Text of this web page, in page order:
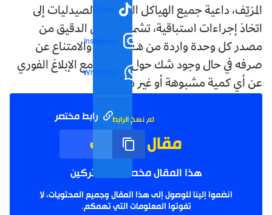
TikTok
Instagram
WhatsApp
رابط مختصر تم نسخ الرابط
المزيّف، داعية جميع الهياكل الصحية والصيدليات إلى
اتخاذ إجراءات استباقية، تشمل التحقق الدقيق من
مصدر كل وحدة واردة من هذا الدواء، والامتناع عن
صرفه في حال وجود شك حول أصالته، مع الإبلاغ الفوري
عن أي كمية مشبوهة أو غير مطابقة.
مقال مؤرشف
هذا المقال مخصص للمشتركين
انضموا إلينا للوصول إلى هذا المقال وجميع المحتويات، لا
تفوتوا المعلومات التي تهمكم.